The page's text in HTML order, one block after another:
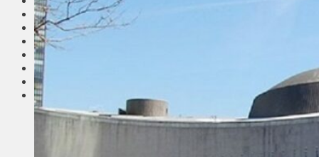
Транспорт
Выбор читателей
Калейдоскоп
Армия
Сейм Литвы
Культура
Больше
Фоторепортаж
Туризм